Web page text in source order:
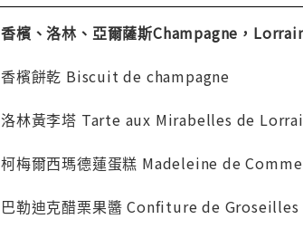
香檳、洛林、亞爾薩斯Champagne，
香檳餅乾 Biscuit de champagne
洛林黃李塔 Tarte aux Mirabelles de
柯梅爾西瑪德蓮蛋糕 Madeleine de
巴勒迪克醋栗果醬 Confiture de